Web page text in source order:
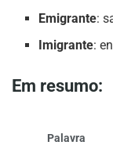
Emigrante:
Imigrante:
Em resumo:
Palavra